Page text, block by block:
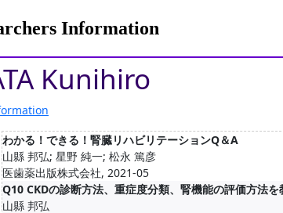
Information
Kunihiro
わかる！できる！腎臓リハビリテーションQ＆A
山縣 邦弘; 星野 純一; 松永 篤彦
医歯薬出版株式会社, 2021-05
Q10 CKDの診断方法、重症度分類、腎機能の評価方法
山縣 邦弘